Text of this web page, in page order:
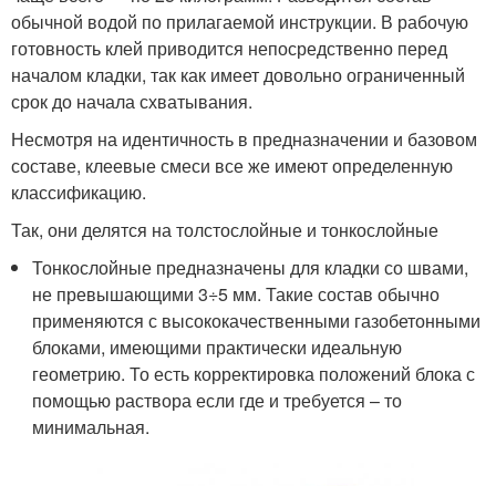
обычной водой по прилагаемой инструкции. В рабочую
готовность клей приводится непосредственно перед
началом кладки, так как имеет довольно ограниченный
срок до начала схватывания.
Несмотря на идентичность в предназначении и базовом
составе, клеевые смеси все же имеют определенную
классификацию.
Так, они делятся на толстослойные и тонкослойные
Тонкослойные предназначены для кладки со швами,
не превышающими 3÷5 мм. Такие состав обычно
применяются с высококачественными газобетонными
блоками, имеющими практически идеальную
геометрию. То есть корректировка положений блока с
помощью раствора если где и требуется – то
минимальная.